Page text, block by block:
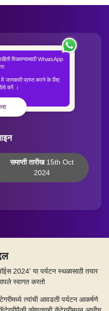
समाप्ती तारीख15th Oct
2024
मिळवण्यासाठी WhatsApp
जानकारी प्राप्त करने के लिए
करें ।
2024' या पर्यटन स्थळासाठी तयार
स्वागत करतो
त्यांची आवडती पर्यटन आकर्षणे